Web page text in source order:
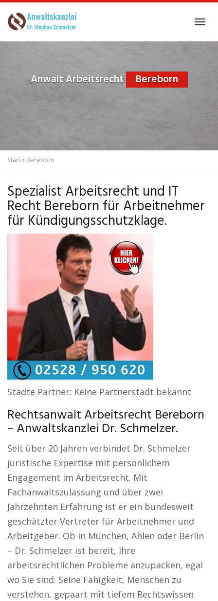
to
Anwalt Arbeitsrecht Bereborn
Start» Bereborn
Spezialist Arbeitsrecht und IT
Recht Bereborn für Arbeitnehmer
für Kündigungsschutzklage.
Städte Partner: Keine Partnerstadt bekannt
Rechtsanwalt Arbeitsrecht Bereborn
– Anwaltskanzlei Dr. Schmelzer.
Seit über 20 Jahren verbindet Dr. Schmelzer
juristische Expertise mit persönlichem
Engagement im Arbeitsrecht. Mit
Fachanwaltszulassung und über zwei
Jahrzehnten Erfahrung ist er ein bundesweit
geschätzter Vertreter für Arbeitnehmer und
Arbeitgeber. Ob in München, Ahlen oder Berlin
– Dr. Schmelzer ist bereit, Ihre
arbeitsrechtlichen Probleme anzupacken, egal
wo Sie sind. Seine Fähigkeit, Menschen zu
verstehen, gepaart mit tiefem Rechtswissen